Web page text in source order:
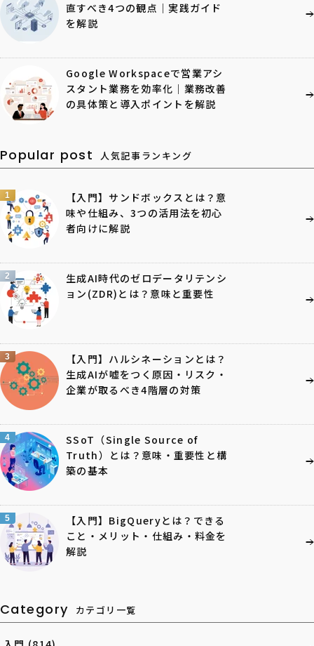
直すべき4つの観点｜実践ガイド
を解説
Google Workspaceで営業アシ
スタント業務を効率化｜業務改善
の具体策と導入ポイントを解説
Popular post 人気記事ランキング
1
【入門】サンドボックスとは？意
味や仕組み、3つの活用法を初心
者向けに解説
2
生成AI時代のゼロデータリテンシ
ョン(ZDR)とは？意味と重要性
3
【入門】ハルシネーションとは？
生成AIが嘘をつく原因・リスク・
企業が取るべき4階層の対策
4
SSoT（Single Source of
Truth）とは？意味・重要性と構
築の基本
5
【入門】BigQueryとは？できる
こと・メリット・仕組み・料金を
解説
Category カテゴリ一覧